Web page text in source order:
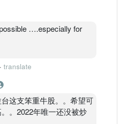
….especially for
· translate
这支笨重牛股。。希望可
。2022年唯一还没被炒